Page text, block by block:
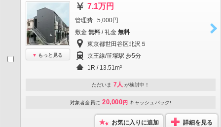
もっと見る
7.1万円
管理費 : 5,000円
敷金 無料 / 礼金 無料
東京都世田谷区北沢５
京王線/笹塚駅 歩5分
1R / 13.51m²
ただいま 7人 が検討中！
対象者全員に 20,000 円 キャッシュバック!
お気に入りに追加 詳細を見る